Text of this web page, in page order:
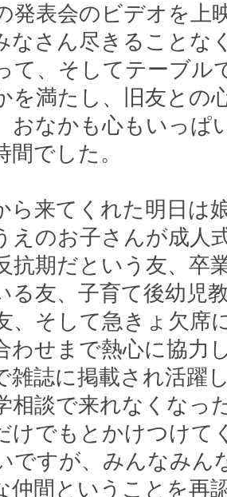
発表会のビデオを上
なさん尽きることな
て、そしてテーブル
を満たし、旧友との
おなかも心もいっぱ
間でした。
ら来てくれた明日は
えのお子さんが成人
抗期だという友、卒
る友、子育て後幼児
、そして急きょ欠席
わせまで熱心に協力
雑誌に掲載され活躍
相談で来れなくなっ
けでもとかけつけて
ですが、みんなみん
仲間ということを再